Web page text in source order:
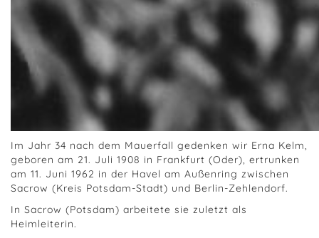
Im Jahr 34 nach dem Mauerfall gedenken wir Erna Kelm,
geboren am 21. Juli 1908 in Frankfurt (Oder), ertrunken
am 11. Juni 1962 in der Havel am Außenring zwischen
Sacrow (Kreis Potsdam-Stadt) und Berlin-Zehlendorf.
In Sacrow (Potsdam) arbeitete sie zuletzt als
Heimleiterin.